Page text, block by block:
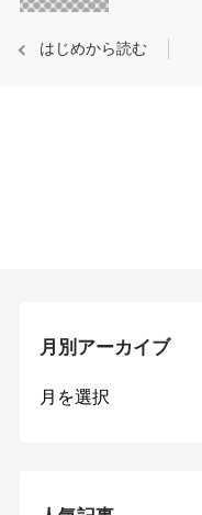
はじめから読む
月別アーカイブ
月
イ